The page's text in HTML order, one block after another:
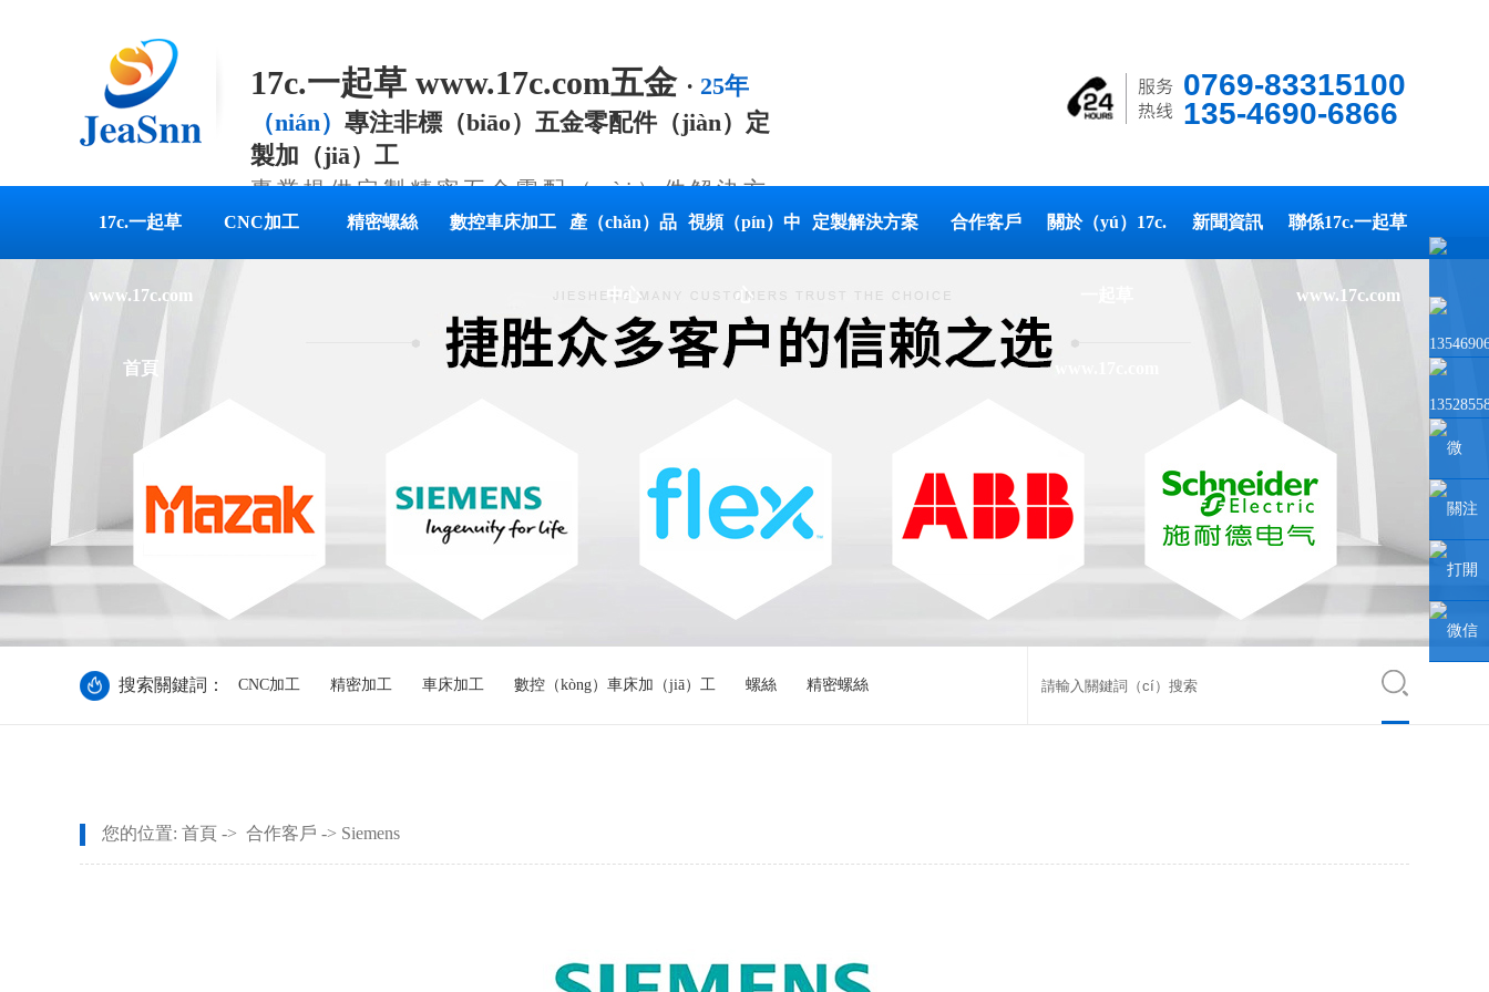
17c.一起草 www.17c.com五金 · 25年
（nián） 專注非標（biāo）五金零配件（jiàn）定
製加（jiā）工
專業提供定製精密五金零配（pèi）件解決方
案
0769-83315100
135-4690-6866
17c.一起草
www.17c.com
首頁
CNC加工 精密螺絲 數控車床加工 產（chǎn）品
中心
視頻（pín）中
心
定製解決方案 合作客戶 關於（yú）17c. 新聞資訊 聯係17c.一起草
www.17c.com
搜索關鍵詞： CNC加工 精密加工 車床加工 數控（kòng）車床加（jiā）工 螺絲 精密螺絲
您的位置: 首頁 -> 合作客戶 -> Siemens
微
（wēi）
信聯係
關注
（zhù）
微信公
打開
手機網
微信